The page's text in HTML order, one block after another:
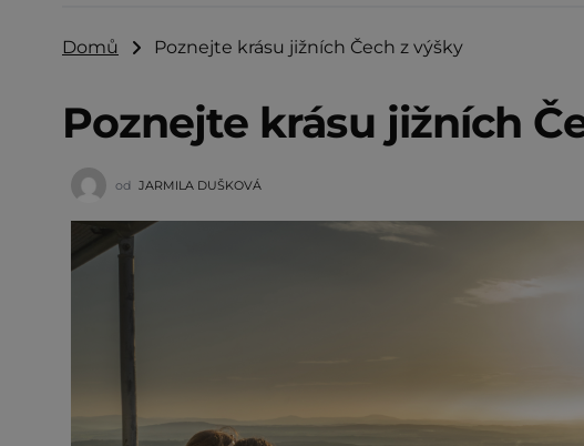
Domů Poznejte krásu jižních Čech z výšky
Poznejte krásu jižních
od JARMILA DUŠKOVÁ